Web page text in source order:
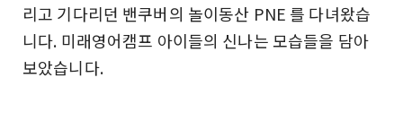
리고 기다리던 밴쿠버의 놀이동산 PNE 를 다녀왔습
니다. 미래영어캠프 아이들의 신나는 모습들을 담아
보았습니다.